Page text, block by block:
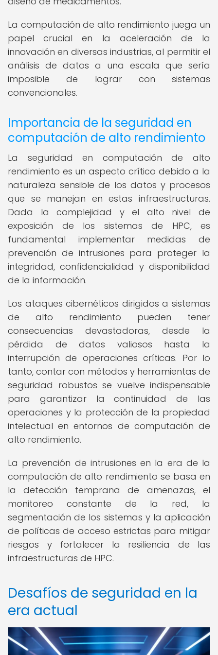
La computación de alto rendimiento juega un
papel crucial en la aceleración de la
innovación en diversas industrias, al permitir el
análisis de datos a una escala que sería
imposible de lograr con sistemas
convencionales.
Importancia de la seguridad en
computación de alto rendimiento
La seguridad en computación de alto
rendimiento es un aspecto crítico debido a la
naturaleza sensible de los datos y procesos
que se manejan en estas infraestructuras.
Dada la complejidad y el alto nivel de
exposición de los sistemas de HPC, es
fundamental implementar medidas de
prevención de intrusiones para proteger la
integridad, confidencialidad y disponibilidad
de la información.
Los ataques cibernéticos dirigidos a sistemas
de alto rendimiento pueden tener
consecuencias devastadoras, desde la
pérdida de datos valiosos hasta la
interrupción de operaciones críticas. Por lo
tanto, contar con métodos y herramientas de
seguridad robustos se vuelve indispensable
para garantizar la continuidad de las
operaciones y la protección de la propiedad
intelectual en entornos de computación de
alto rendimiento.
La prevención de intrusiones en la era de la
computación de alto rendimiento se basa en
la detección temprana de amenazas, el
monitoreo constante de la red, la
segmentación de los sistemas y la aplicación
de políticas de acceso estrictas para mitigar
riesgos y fortalecer la resiliencia de las
infraestructuras de HPC.
Desafíos de seguridad en la
era actual